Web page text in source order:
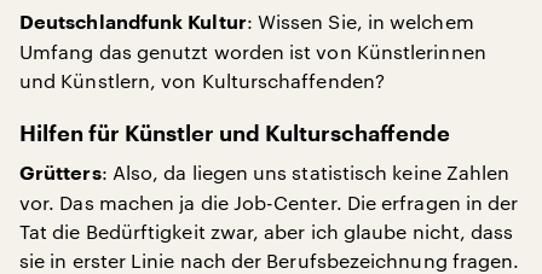
Deutschlandfunk Kultur: Wissen Sie, in welchem
Umfang das genutzt worden ist von Künstlerinnen
und Künstlern, von Kulturschaffenden?
Hilfen für Künstler und Kulturschaffende
Grütters: Also, da liegen uns statistisch keine Zahlen
vor. Das machen ja die Job-Center. Die erfragen in der
Tat die Bedürftigkeit zwar, aber ich glaube nicht, dass
sie in erster Linie nach der Berufsbezeichnung fragen.